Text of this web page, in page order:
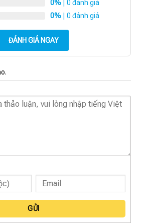
0% | 0 đánh giá
0% | 0 đánh giá
ĐÁNH GIÁ NGAY
GỬI